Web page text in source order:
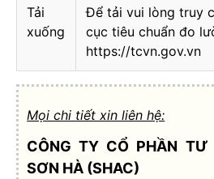
Tải
xuống
Để tải vui lòng truy
cục tiêu chuẩn đo
https://tcvn.gov.vn
Mọi chi tiết xin liên hệ:
CÔNG TY CỔ PHẦN TƯ
SƠN HÀ (SHAC)